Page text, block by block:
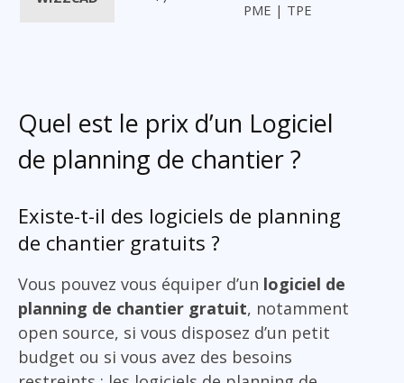
PME | TPE
Quel est le prix d’un Logiciel
de planning de chantier ?
Existe-t-il des logiciels de planning
de chantier gratuits ?
Vous pouvez vous équiper d’un logiciel de
planning de chantier gratuit, notamment
open source, si vous disposez d’un petit
budget ou si vous avez des besoins